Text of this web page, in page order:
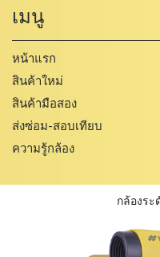
เมนู
หน้าแรก
สินค้าใหม่
สินค้ามือสอง
ส่งซ่อม-สอบเทียบ
ความรู้กล้อง
กล้องระ